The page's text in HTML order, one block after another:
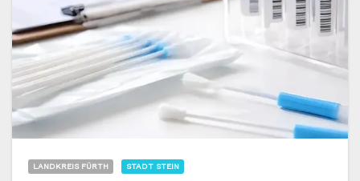
LANDKREIS FÜRTH STADT STEIN